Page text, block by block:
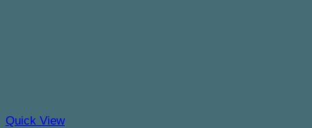
Quick View